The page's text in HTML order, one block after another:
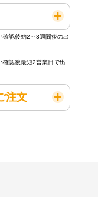
確認後約2～3週間後の出
認後最短2営業日で出
注文